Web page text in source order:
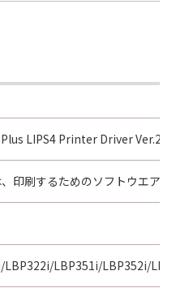
LIPS4 Printer Driver
印刷するためのソフトウエアで
LBP322i/LBP351i/LBP352i/